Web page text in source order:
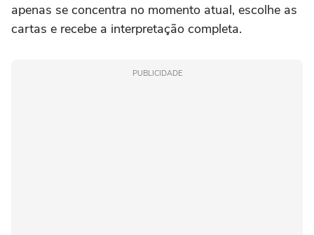
apenas se concentra no momento atual, escolhe as
cartas e recebe a interpretação completa.
PUBLICIDADE